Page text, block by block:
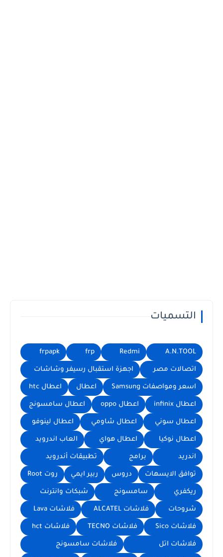
التسميات
A.N.TOOL
Redmi
frp
frpapk
اتصالات مصر اجهزة استقبال رسيفر وشاشات
اسعر ومواصفات Samsung اعطال اعطال htc
اعطال infinix اعطال oppo اعطال سامسونج
اعطال سوني اعطال شاومي اعطال لينوفو
اعطال نوكيا اعطال هواي العاب اندرويد
اندريد برامج تطبيقات أندرويد
توافق الايسهات دروس ربير ايمي روت Root
ريكفري سامسونج شبكات وانترنت
شروحات فلاشات ALCATEL فلاشات Lava
فلاشات Sico فلاشات TECNO فلاشات hct
فلاشات اتل فلاشات سامسونج